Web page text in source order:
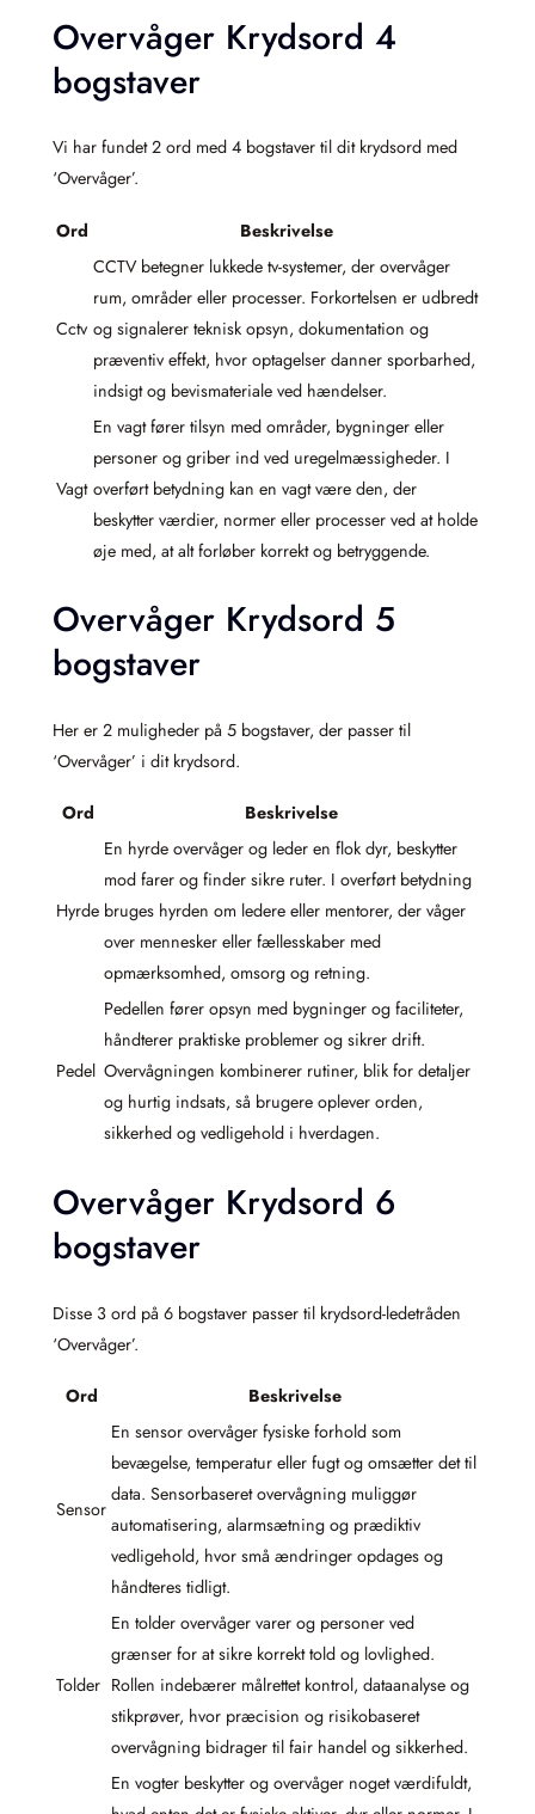
Overvåger Krydsord 4
bogstaver
Vi har fundet 2 ord med 4 bogstaver til dit krydsord med
‘Overvåger’.
Ord Beskrivelse
Cctv
CCTV betegner lukkede tv-systemer, der overvåger
rum, områder eller processer. Forkortelsen er udbredt
og signalerer teknisk opsyn, dokumentation og
præventiv effekt, hvor optagelser danner sporbarhed,
indsigt og bevismateriale ved hændelser.
Vagt
En vagt fører tilsyn med områder, bygninger eller
personer og griber ind ved uregelmæssigheder. I
overført betydning kan en vagt være den, der
beskytter værdier, normer eller processer ved at holde
øje med, at alt forløber korrekt og betryggende.
Overvåger Krydsord 5
bogstaver
Her er 2 muligheder på 5 bogstaver, der passer til
‘Overvåger’ i dit krydsord.
Ord Beskrivelse
Hyrde
En hyrde overvåger og leder en flok dyr, beskytter
mod farer og finder sikre ruter. I overført betydning
bruges hyrden om ledere eller mentorer, der våger
over mennesker eller fællesskaber med
opmærksomhed, omsorg og retning.
Pedel
Pedellen fører opsyn med bygninger og faciliteter,
håndterer praktiske problemer og sikrer drift.
Overvågningen kombinerer rutiner, blik for detaljer
og hurtig indsats, så brugere oplever orden,
sikkerhed og vedligehold i hverdagen.
Overvåger Krydsord 6
bogstaver
Disse 3 ord på 6 bogstaver passer til krydsord-ledetråden
‘Overvåger’.
Ord Beskrivelse
Sensor
En sensor overvåger fysiske forhold som
bevægelse, temperatur eller fugt og omsætter det til
data. Sensorbaseret overvågning muliggør
automatisering, alarmsætning og prædiktiv
vedligehold, hvor små ændringer opdages og
håndteres tidligt.
Tolder
En tolder overvåger varer og personer ved
grænser for at sikre korrekt told og lovlighed.
Rollen indebærer målrettet kontrol, dataanalyse og
stikprøver, hvor præcision og risikobaseret
overvågning bidrager til fair handel og sikkerhed.
En vogter beskytter og overvåger noget værdifuldt,